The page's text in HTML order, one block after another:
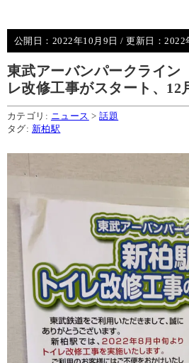
公開日： 2022年10月9日 / 更新日：2022
東武アーバンパークライン
レ改修工事がスタート、12
カテゴリ: ニュース >話題
タグ: 新柏駅